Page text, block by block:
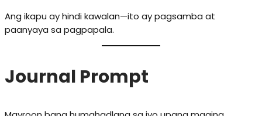
Ang ikapu ay hindi kawalan—ito ay pagsamba at
paanyaya sa pagpapala.
Journal Prompt